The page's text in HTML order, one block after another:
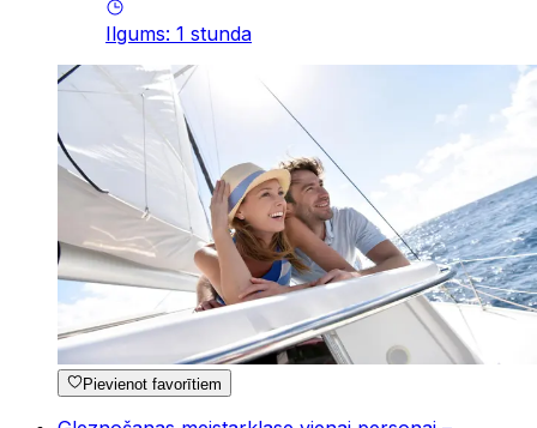
Ilgums: 1 stunda
Pievienot favorītiem